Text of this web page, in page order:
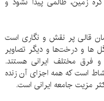
قالی پر نقش و نگاری است
ها و درخت‌ها و دیگر تصاویر
و فرق مختلف ایرانی هستند.
است که همه اجزای آن زنده
مزیت جامعه ایرانی است.